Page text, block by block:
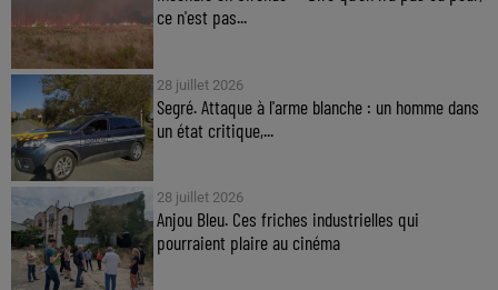
ce n'est pas...
28 juillet 2026
Segré. Attaque à l'arme blanche : un homme dans
un état critique,...
28 juillet 2026
Anjou Bleu. Ces friches industrielles qui
pourraient plaire au cinéma